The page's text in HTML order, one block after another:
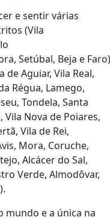
e sentir várias
(Vila
Setúbal, Beja e Faro)
de Aguiar, Vila Real,
Régua, Lamego,
Tondela, Santa
Nova de Poiares,
Vila de Rei,
Mora, Coruche,
Alcácer do Sal,
Verde, Almodôvar,
mundo e a única na